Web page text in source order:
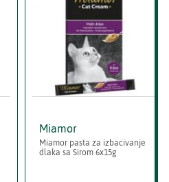
Miamor
Miamor pasta za izbacivanje
dlaka sa Sirom 6x15g